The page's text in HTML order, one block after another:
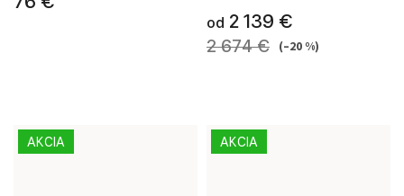
od 2 139 €
2 674 € (–20 %)
AKCIA AKCIA